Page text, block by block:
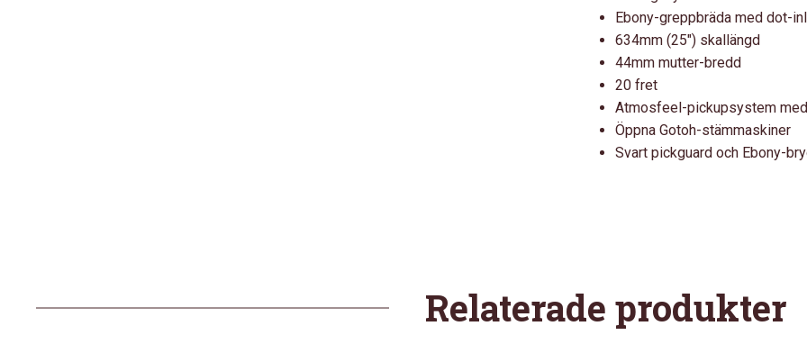
Ebony-greppbräda med dot-
634mm (25″) skallängd
44mm mutter-bredd
20 fret
Atmosfeel-pickupsystem
Öppna Gotoh-stämmaskiner
Svart pickguard och Ebony-
Relaterade produkter